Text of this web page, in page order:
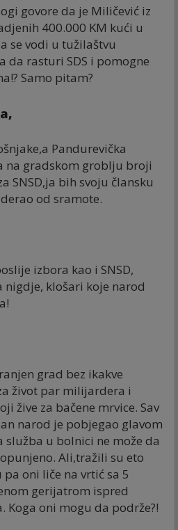
govore da je Miličević iz
400.000 KM kući u
se vodi u tužilaštvu
da rasturi SDS i pomogne
Samo pitam?
Pandurevička
na gradskom groblju broji
SNSD,ja bih svoju člansku
od sramote.
izbora kao i SNSD,
nigdje, klošari koje narod
grad bez ikakve
život par milijardera i
žive za bačene mrvice. Sav
narod je pobjegao glavom
služba u bolnici ne može da
Ali,tražili su eto
pa oni liče na vrtić sa 5
gerijatrom ispred
Koga oni mogu da podrže?!